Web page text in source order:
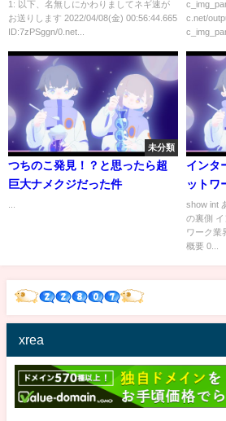
1: 以下、名無しにかわりましてネギ速が
お送りします 2022/04/08(金) 00:56:44.665
ID:7zPSggn/0.net...
c.net/
未分類
つちのこ発見！？と思ったら超
巨大ナメクジだった件
インタ
ットワ
て話し
show int
の裏側 イ
ワーク業
概要 0...
xrea